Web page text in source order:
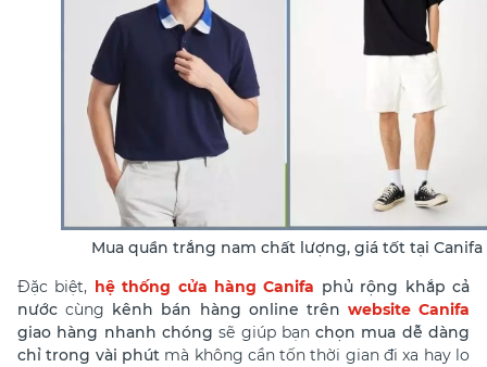
Mua quần trắng nam chất lượng, giá tốt tại Canifa
Đặc biệt, hệ thống cửa hàng Canifa phủ rộng khắp cả
nước cùng kênh bán hàng online trên website Canifa
giao hàng nhanh chóng sẽ giúp bạnchọn mua dễ dàng
chỉ trong vài phútmà không cần tốn thời gian đi xa hay lo